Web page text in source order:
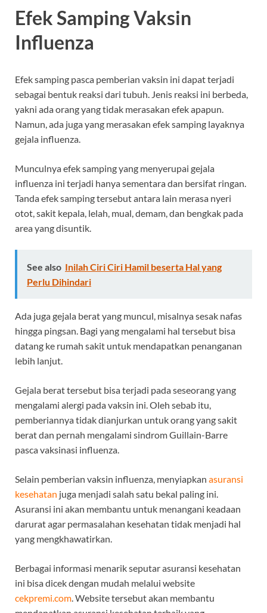
Efek Samping Vaksin
Influenza
Efek samping pasca pemberian vaksin ini dapat terjadi
sebagai bentuk reaksi dari tubuh. Jenis reaksi ini berbeda,
yakni ada orang yang tidak merasakan efek apapun.
Namun, ada juga yang merasakan efek samping layaknya
gejala influenza.
Munculnya efek samping yang menyerupai gejala
influenza ini terjadi hanya sementara dan bersifat ringan.
Tanda efek samping tersebut antara lain merasa nyeri
otot, sakit kepala, lelah, mual, demam, dan bengkak pada
area yang disuntik.
See also Inilah Ciri Ciri Hamil beserta Hal yang
Perlu Dihindari
Ada juga gejala berat yang muncul, misalnya sesak nafas
hingga pingsan. Bagi yang mengalami hal tersebut bisa
datang ke rumah sakit untuk mendapatkan penanganan
lebih lanjut.
Gejala berat tersebut bisa terjadi pada seseorang yang
mengalami alergi pada vaksin ini. Oleh sebab itu,
pemberiannya tidak dianjurkan untuk orang yang sakit
berat dan pernah mengalami sindrom Guillain-Barre
pasca vaksinasi influenza.
Selain pemberian vaksin influenza, menyiapkan asuransi
kesehatan juga menjadi salah satu bekal paling ini.
Asuransi ini akan membantu untuk menangani keadaan
darurat agar permasalahan kesehatan tidak menjadi hal
yang mengkhawatirkan.
Berbagai informasi menarik seputar asuransi kesehatan
ini bisa dicek dengan mudah melalui website
cekpremi.com. Website tersebut akan membantu